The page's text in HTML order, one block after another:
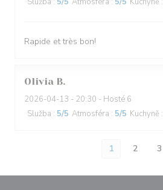
Rapide et très bon!
Olivia B
2026-04-13 - 20:30 - Hosté 6
Služba : 5/5 Atmosféra : 5/5 Kuchyně :
1 2 3